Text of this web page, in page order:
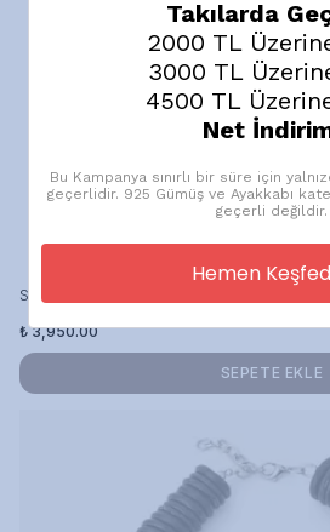
Still Warm – After ’76
₺ 3,950.00
SEPETE EKLE
Takılarda
2000 TL
3000 TL
4500 TL
Net
Bu Kampanya sınırlı bir süre için
geçerlidir. 925 Gümüş ve Ayakkabı
geçerli değildir.
Hemen